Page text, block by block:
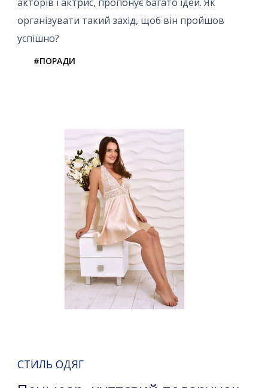
організувати такий захід, щоб він пройшов
успішно?
#ПОРАДИ
СТИЛЬ ОДЯГ